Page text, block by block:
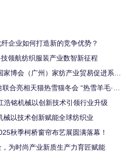
企业如何打造新的竞争优势？
领航纺织服装产业数智新征程
家博会（广州）家纺产业贸易促进系列
合亮相天猫热雪猫冬会 “热雪羊毛·出
浩铭机械以创新技术引领行业升级
械以技术创新赋能全球纺织业
秋季柯桥窗帘布艺展圆满落幕！
为时尚产业新质生产力育匠赋能